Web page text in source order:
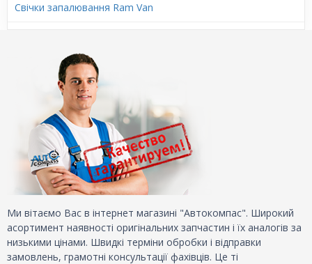
Свічки запалювання Ram Van
Ми вітаємо Вас в інтернет магазині "Автокомпас". Широкий
асортимент наявності оригінальних запчастин і їх аналогів за
низькими цінами. Швидкі терміни обробки і відправки
замовлень, грамотні консультації фахівців. Це ті